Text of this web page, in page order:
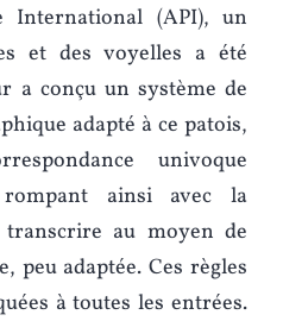
International (API), un
et des voyelles a été
a conçu un système de
adapté à ce patois,
univoque
rompant ainsi avec la
au moyen de
peu adaptée. Ces règles
à toutes les entrées.